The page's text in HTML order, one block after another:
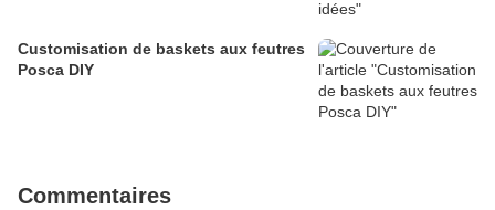
Customisation de baskets aux feutres
Posca DIY
Commentaires